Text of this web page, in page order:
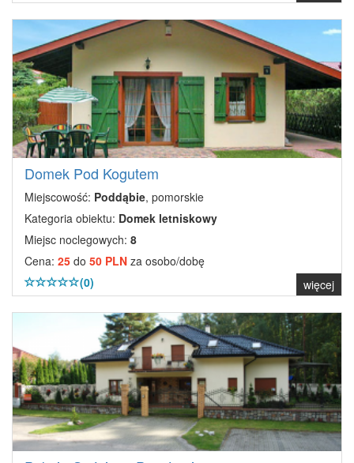
Domek Pod Kogutem
Miejscowość: Poddąbie, pomorskie
Kategoria obiektu: Domek letniskowy
Miejsc noclegowych: 8
Cena: 25 do 50 PLN za osobo/dobę
(0)
więcej